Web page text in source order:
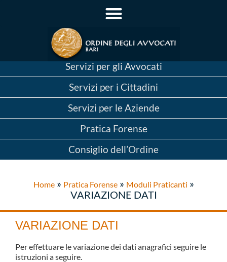
Servizi per gli Avvocati
Servizi per i Cittadini
Servizi per le Aziende
Pratica Forense
Consiglio dell’Ordine
Home» Pratica Forense» Moduli Praticanti »
VARIAZIONE DATI
VARIAZIONE DATI
Per effettuare le variazione dei dati anagrafici seguire le
istruzioni a seguire.